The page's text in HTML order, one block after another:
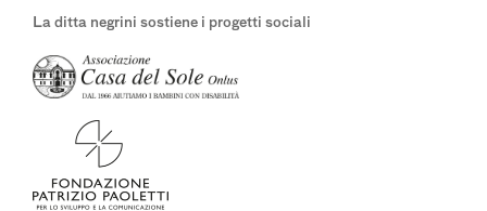
La ditta negrini sostiene i progetti sociali